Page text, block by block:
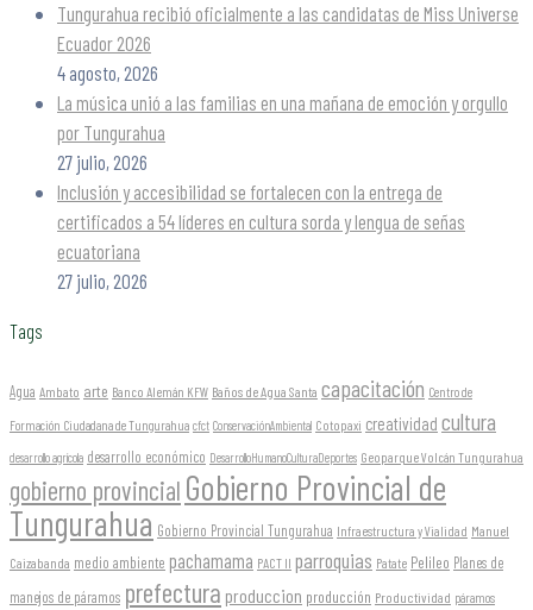
Tungurahua recibió oficialmente a las candidatas de Miss Universe
Ecuador 2026
4 agosto, 2026
La música unió a las familias en una mañana de emoción y orgullo
por Tungurahua
27 julio, 2026
Inclusión y accesibilidad se fortalecen con la entrega de
certificados a 54 líderes en cultura sorda y lengua de señas
ecuatoriana
27 julio, 2026
Tags
Agua Ambato arte Banco Alemán KFW Baños de Agua Santa capacitación Centro de
Formación Ciudadana de Tungurahua cfct ConservaciónAmbiental Cotopaxi creatividad cultura
desarrollo agrícola desarrollo económico DesarrolloHumanoCulturaDeportes Geoparque Volcán Tungurahua
gobierno provincial Gobierno Provincial de
Tungurahua Gobierno Provincial Tungurahua Infraestructura y Vialidad Manuel
Caizabanda medio ambiente pachamama PACT II parroquias Patate Pelileo Planes de
manejos de páramos prefectura produccion producción Productividad páramos